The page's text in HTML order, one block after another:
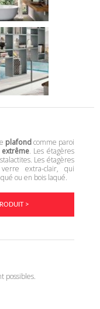
plafondcomme paroi
extrême. Les étagères
Les étagères
extra-clair, qui
ou en bois laqué.
>
possibles.